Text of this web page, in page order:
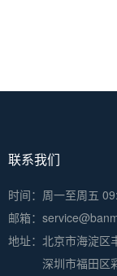
联系我们
时间：周一至周五
邮箱：
地址： 北京市海淀区
深圳市福田区